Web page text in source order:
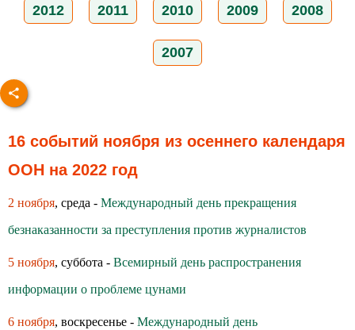
2012 2011 2010 2009 2008
2007
16 событий ноября из осеннего календаря
ООН на 2022 год
2 ноября, среда - Международный день прекращения
безнаказанности за преступления против журналистов
5 ноября, суббота - Всемирный день распространения
информации о проблеме цунами
6 ноября, воскресенье - Международный день